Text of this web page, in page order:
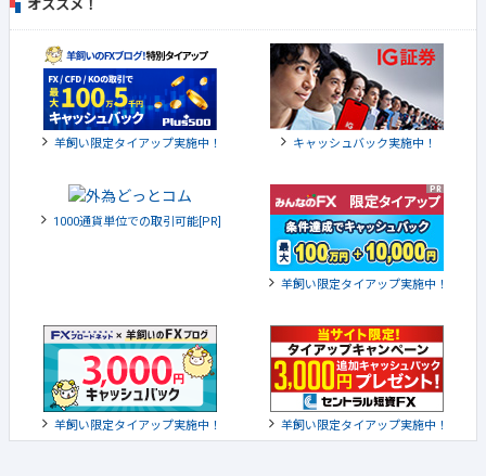
オススメ！
羊飼い限定タイアップ実施中！ キャッシュバック実施中！
1000通貨単位での取引可能[PR]
羊飼い限定タイアップ実施中！
羊飼い限定タイアップ実施中！ 羊飼い限定タイアップ実施中！